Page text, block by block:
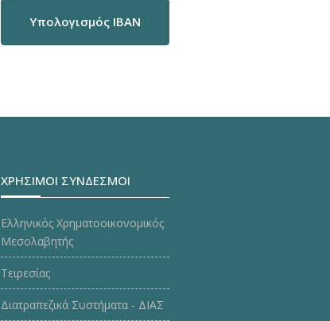
Υπολογισμός IBAN
ΧΡΗΣΙΜΟΙ ΣΥΝΔΕΣΜΟΙ
Ελληνικός Χρηματοοικονομικός
Μεσολαβητής
Τειρεσίας
Διατραπεζικά Συστήματα - ΔΙΑΣ